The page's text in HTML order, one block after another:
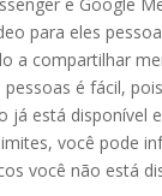
para eles
a compartilhar
é fácil,
já está disponível
você pode
você não está